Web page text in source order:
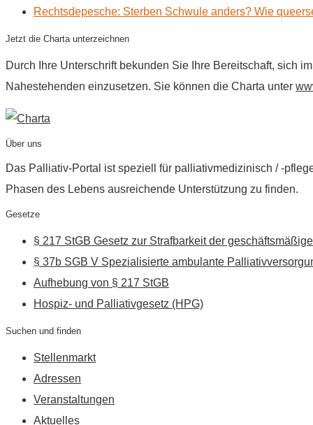
Rechtsdepesche: Sterben Schwule anders? Wie
Jetzt die Charta unterzeichnen
Durch Ihre Unterschrift bekunden Sie Ihre Bereitschaft, sich
Nahestehenden einzusetzen. Sie können die Charta unter
Über uns
Das Palliativ-Portal ist speziell für palliativmedizinisch / -
Phasen des Lebens ausreichende Unterstützung zu finden.
Gesetze
§ 217 StGB Gesetz zur Strafbarkeit der
§ 37b SGB V Spezialisierte ambulante
Aufhebung von § 217 StGB
Hospiz- und Palliativgesetz (HPG)
Suchen und finden
Stellenmarkt
Adressen
Veranstaltungen
Aktuelles